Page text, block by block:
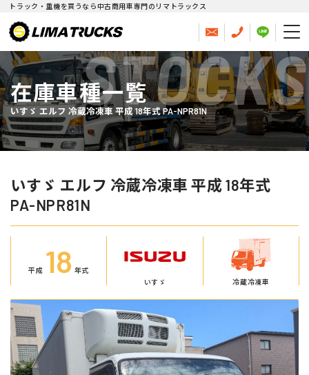
トラック・重機を買うなら中古商用車専門のリマトラックス
在庫車種一覧
いすゞ エルフ 冷蔵冷凍車 平成 18年式 PA-NPR81N
STOCKS
いすゞ エルフ 冷蔵冷凍車 平成 18年式
PA-NPR81N
平成 18 年式
いすゞ
冷蔵冷凍車